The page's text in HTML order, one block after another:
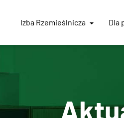
Izba Rzemieślnicza Dla